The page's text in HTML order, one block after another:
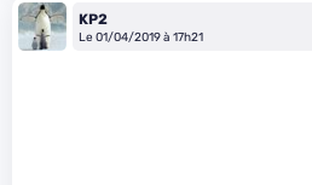
KP2
Le 01/04/2019 à 17h21